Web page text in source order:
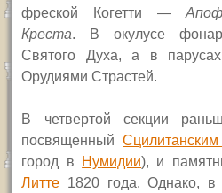
фреской Когетти —
Креста.
В окулусе
Святого Духа, а в
Орудиями Страстей.
В четвертой секции
посвященный
город в
Нумидии), и
Литте 1820 года. Однако, в